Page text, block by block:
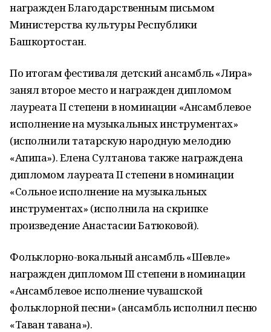
награжден Благодарственным письмом
Министерства культуры Республики
Башкортостан.
По итогам фестиваля детский ансамбль «Лира»
занял второе место и награжден дипломом
лауреата II степени в номинации «Ансамблевое
исполнение на музыкальных инструментах»
(исполнили татарскую народную мелодию
«Апипа»). Елена Султанова также награждена
дипломом лауреата II степени в номинации
«Сольное исполнение на музыкальных
инструментах» (исполнила на скрипке
произведение Анастасии Батюковой).
Фольклорно-вокальный ансамбль «Шевле»
награжден дипломом III степени в номинации
«Ансамблевое исполнение чувашской
фольклорной песни» (ансамбль исполнил песню
«Таван тавана»).